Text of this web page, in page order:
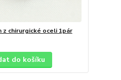
z chirurgické oceli 1pár
do košíku